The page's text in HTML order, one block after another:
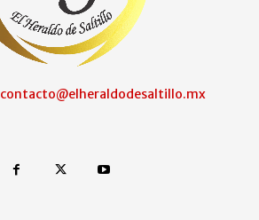
contacto@elheraldodesaltillo.mx